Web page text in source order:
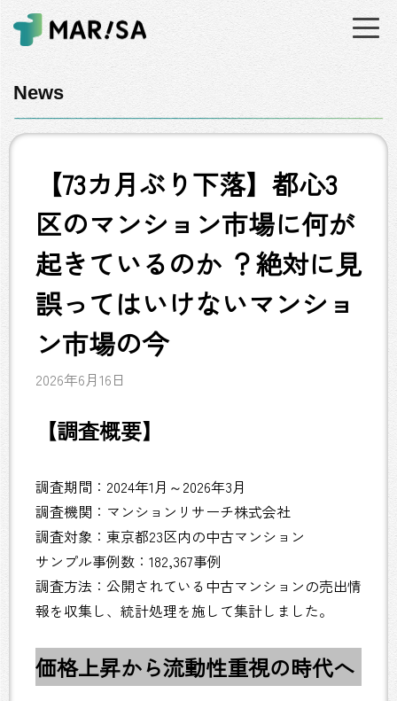
News
【73カ月ぶり下落】都心3
区のマンション市場に何が
起きているのか ？絶対に見
誤ってはいけないマンショ
ン市場の今
2026年6月16日
【調査概要】
調査期間：2024年1月～2026年3月
調査機関：マンションリサーチ株式会社
調査対象：東京都23区内の中古マンション
サンプル事例数：182,367事例
調査方法：公開されている中古マンションの売出情
報を収集し、統計処理を施して集計しました。
価格上昇から流動性重視の時代へ